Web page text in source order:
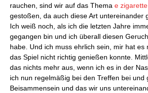
rauchen, sind wir auf das Thema e
gestoßen, da auch diese Art untereinander
Ich weiß noch, als ich die letzten Jahre
gegangen bin und ich überall diesen
habe. Und ich muss ehrlich sein, mir hat es
das Spiel nicht richtig genießen konnte.
das nichts mehr aus, wenn ich es in der
ich nun regelmäßig bei den Treffen bei und
Beisammensein und das wir uns